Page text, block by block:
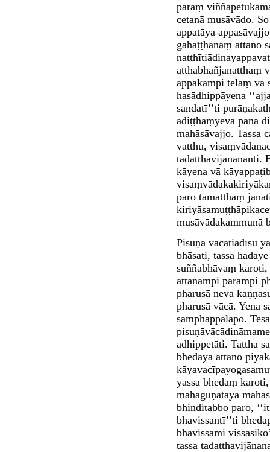
paraṃ
cetanā musāvādo.
appatāya
gahaṭṭhānaṃ attano
atthabhañjanatthaṃ
appakampi telaṃ vā
hasādhippāyena
sandatī’’ti
adiṭṭhaṃyeva pana
mahāsāvajjo. Tassa
vatthu,
tadatthavijānananti.
kāyena vā
paro tamatthaṃ
musāvādakammunā
Pisuṇā vācātiādīsu
bhāsati, tassa
suññabhāvaṃ
attānampi parampi
pharusā neva
pharusā vācā. Yena
samphappalāpo.
adhippetāti. Tattha
bhedāya attano
yassa bhedaṃ
mahāguṇatāya
bhinditabbo paro,
bhavissantī’’ti
bhavissāmi
tassa